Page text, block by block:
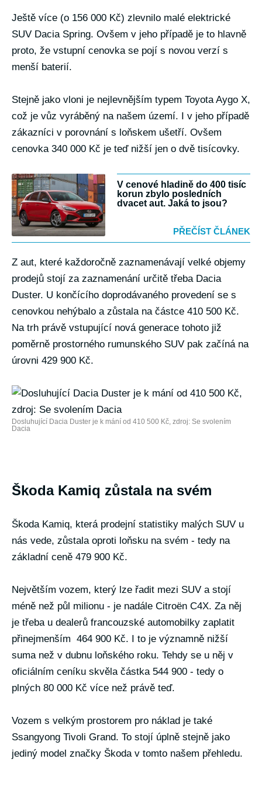
Ještě více (o 156 000 Kč) zlevnilo malé elektrické
SUV Dacia Spring. Ovšem v jeho případě je to hlavně
proto, že vstupní cenovka se pojí s novou verzí s
menší baterií.
Stejně jako vloni je nejlevnějším typem Toyota Aygo X,
což je vůz vyráběný na našem území. I v jeho případě
zákazníci v porovnání s loňskem ušetří. Ovšem
cenovka 340 000 Kč je teď nižší jen o dvě tisícovky.
V cenové hladině do 400 tisíc
korun zbylo posledních
dvacet aut. Jaká to jsou?
PŘEČÍST ČLÁNEK
Z aut, které každoročně zaznamenávají velké objemy
prodejů stojí za zaznamenání určitě třeba Dacia
Duster. U končícího doprodávaného provedení se s
cenovkou nehýbalo a zůstala na částce 410 500 Kč.
Na trh právě vstupující nová generace tohoto již
poměrně prostorného rumunského SUV pak začíná na
úrovni 429 900 Kč.
Dosluhující Dacia Duster je k mání od 410 500 Kč, zdroj: Se svolením
Dacia
Škoda Kamiq zůstala na svém
Škoda Kamiq, která prodejní statistiky malých SUV u
nás vede, zůstala oproti loňsku na svém - tedy na
základní ceně 479 900 Kč.
Největším vozem, který lze řadit mezi SUV a stojí
méně než půl milionu - je nadále Citroën C4X. Za něj
je třeba u dealerů francouzské automobilky zaplatit
přinejmenším 464 900 Kč. I to je významně nižší
suma než v dubnu loňského roku. Tehdy se u něj v
oficiálním ceníku skvěla částka 544 900 - tedy o
plných 80 000 Kč více než právě teď.
Vozem s velkým prostorem pro náklad je také
Ssangyong Tivoli Grand. To stojí úplně stejně jako
jediný model značky Škoda v tomto našem přehledu.